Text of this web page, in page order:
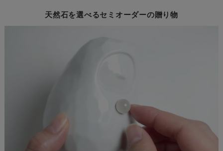
天然石を選べるセミオーダーの贈り物